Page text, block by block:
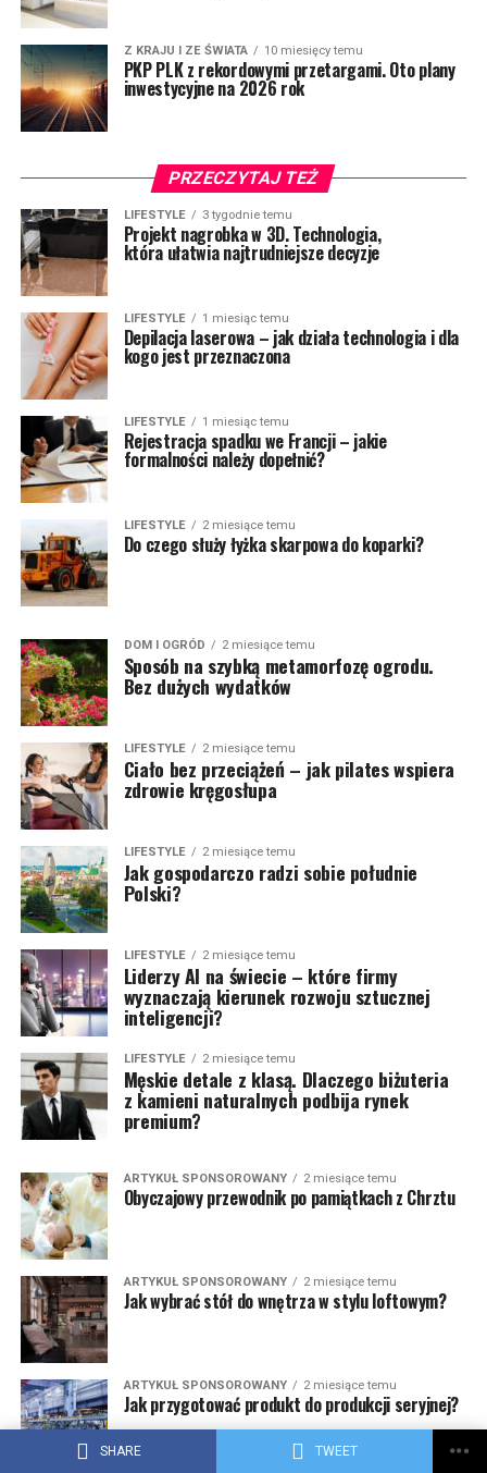
SHARE TWEET
Z KRAJU I ZE ŚWIATA 10 miesięcy temu
PKP PLK z rekordowymi przetargami. Oto plany
inwestycyjne na 2026 rok
PRZECZYTAJ TEŻ
LIFESTYLE 3 tygodnie temu
Projekt nagrobka w 3D. Technologia,
która ułatwia najtrudniejsze decyzje
LIFESTYLE 1 miesiąc temu
Depilacja laserowa – jak działa technologia i dla
kogo jest przeznaczona
LIFESTYLE 1 miesiąc temu
Rejestracja spadku we Francji – jakie
formalności należy dopełnić?
LIFESTYLE 2 miesiące temu
Do czego służy łyżka skarpowa do koparki?
DOM I OGRÓD 2 miesiące temu
Sposób na szybką metamorfozę ogrodu.
Bez dużych wydatków
LIFESTYLE 2 miesiące temu
Ciało bez przeciążeń – jak pilates wspiera
zdrowie kręgosłupa
LIFESTYLE 2 miesiące temu
Jak gospodarczo radzi sobie południe
Polski?
LIFESTYLE 2 miesiące temu
Liderzy AI na świecie – które firmy
wyznaczają kierunek rozwoju sztucznej
inteligencji?
LIFESTYLE 2 miesiące temu
Męskie detale z klasą. Dlaczego biżuteria
z kamieni naturalnych podbija rynek
premium?
ARTYKUŁ SPONSOROWANY 2 miesiące temu
Obyczajowy przewodnik po pamiątkach z Chrztu
ARTYKUŁ SPONSOROWANY 2 miesiące temu
Jak wybrać stół do wnętrza w stylu loftowym?
ARTYKUŁ SPONSOROWANY 2 miesiące temu
Jak przygotować produkt do produkcji seryjnej?